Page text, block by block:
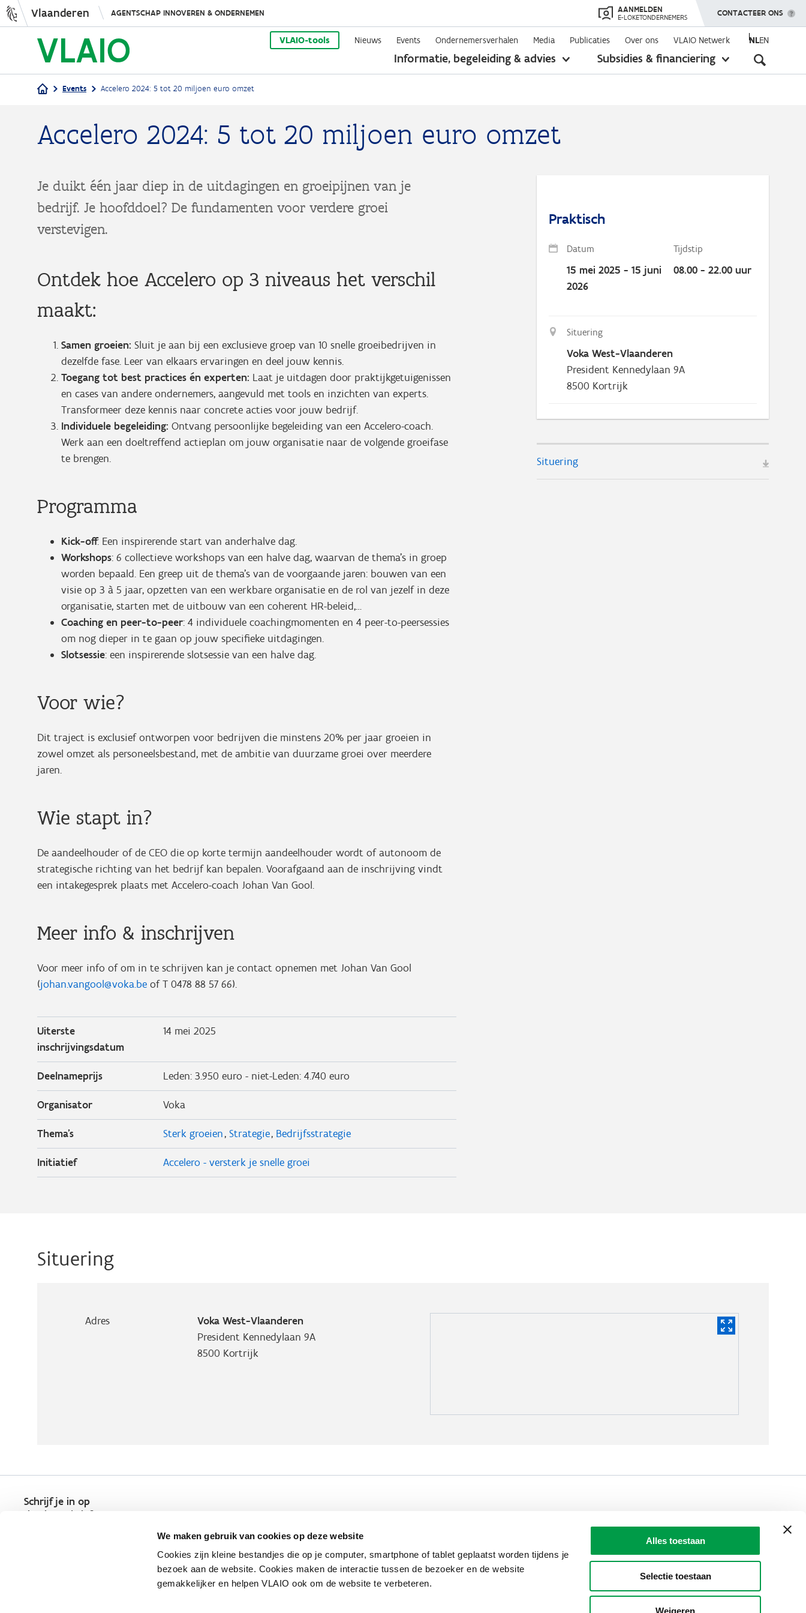
We maken gebruik van cookies op deze website
Cookies zijn kleine bestandjes die op je computer, smartphone of tablet geplaatst worden tijdens je
bezoek aan de website. Cookies maken de interactie tussen de bezoeker en de website
gemakkelijker en helpen VLAIO ook om de website te verbeteren.
Alles toestaan
Selectie toestaan
Weigeren
Overslaan
en
naar
de
Vlaanderen AGENTSCHAP INNOVEREN & ONDERNEMEN AANMELDEN
E-LOKETONDERNEMERS TOON MENU
CONTACTEER ONS
VLAIO-tools Nieuws Events Ondernemersverhalen Media Publicaties Over ons VLAIO Netwerk NLEN
Informatie, begeleiding & advies
toon
Subsidies & financiering
toon
Kruimelpad
Events Accelero 2024: 5 tot 20 miljoen euro omzet
Accelero 2024: 5 tot 20 miljoen euro omzet
Je duikt één jaar diep in de uitdagingen en groeipijnen van je
bedrijf. Je hoofddoel? De fundamenten voor verdere groei
verstevigen.
Ontdek hoe Accelero op 3 niveaus het verschil
maakt:
Samen groeien: Sluit je aan bij een exclusieve groep van 10 snelle groeibedrijven in
dezelfde fase. Leer van elkaars ervaringen en deel jouw kennis.
Toegang tot best practices én experten: Laat je uitdagen door praktijkgetuigenissen
en cases van andere ondernemers, aangevuld met tools en inzichten van experts.
Transformeer deze kennis naar concrete acties voor jouw bedrijf.
Individuele begeleiding: Ontvang persoonlijke begeleiding van een Accelero-coach.
Werk aan een doeltreffend actieplan om jouw organisatie naar de volgende groeifase
te brengen.
Programma
Kick-off: Een inspirerende start van anderhalve dag.
Workshops: 6 collectieve workshops van een halve dag, waarvan de thema’s in groep
worden bepaald. Een greep uit de thema’s van de voorgaande jaren: bouwen van een
visie op 3 à 5 jaar, opzetten van een werkbare organisatie en de rol van jezelf in deze
organisatie, starten met de uitbouw van een coherent HR-beleid,…
Coaching en peer-to-peer: 4 individuele coachingmomenten en 4 peer-to-peersessies
om nog dieper in te gaan op jouw specifieke uitdagingen.
Slotsessie: een inspirerende slotsessie van een halve dag.
Voor wie?
Dit traject is exclusief ontworpen voor bedrijven die minstens 20% per jaar groeien in
zowel omzet als personeelsbestand, met de ambitie van duurzame groei over meerdere
jaren.
Wie stapt in?
De aandeelhouder of de CEO die op korte termijn aandeelhouder wordt of autonoom de
strategische richting van het bedrijf kan bepalen. Voorafgaand aan de inschrijving vindt
een intakegesprek plaats met Accelero-coach Johan Van Gool.
Meer info & inschrijven
Voor meer info of om in te schrijven kan je contact opnemen met Johan Van Gool
(johan.vangool@voka.be of T 0478 88 57 66).
Uiterste
inschrijvingsdatum
14 mei 2025
Deelnameprijs Leden: 3.950 euro - niet-Leden: 4.740 euro
Organisator Voka
Thema's Sterk groeien Strategie Bedrijfsstrategie
Initiatief Accelero - versterk je snelle groei
Praktisch
Datum Tijdstip
15 mei 2025 - 15 juni
2026
08.00 - 22.00 uur
Situering
Voka West-Vlaanderen
President Kennedylaan 9A
8500 Kortrijk
Situering
Situering
Adres
Voka West-Vlaanderen
President Kennedylaan 9A
8500 Kortrijk
Schrijf je in op
de nieuwsbrief
Communicatieverplichtingen & logo'sKlachten, meldingen & fraudebestrijding